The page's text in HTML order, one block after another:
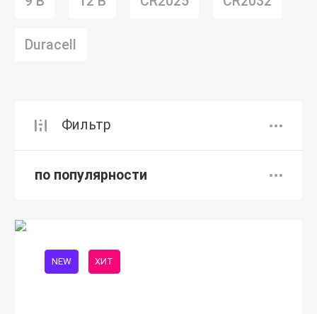
Duracell
Фильтр
по популярности
NEW ХИТ